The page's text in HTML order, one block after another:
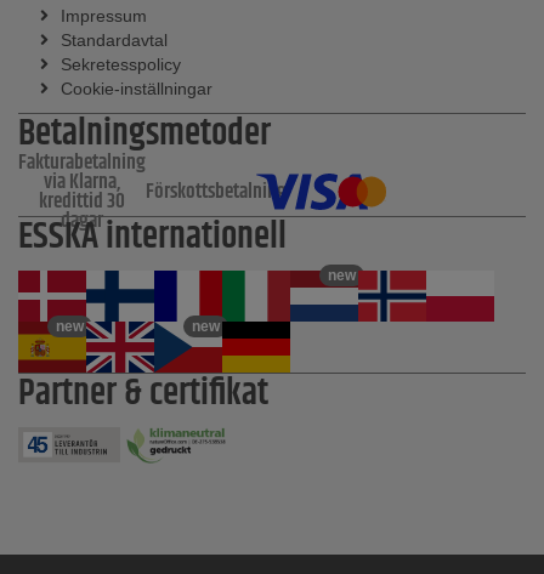
Impressum
Standardavtal
Sekretesspolicy
Cookie-inställningar
Betalningsmetoder
Fakturabetalning
via Klarna,
kredittid 30
dagar
Förskottsbetalning
ESSKA internationell
new
new new
Partner & certifikat